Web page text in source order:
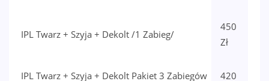
IPL Twarz + Szyja + Dekolt /1 Zabieg/
450
Zł
IPL Twarz + Szyja + Dekolt Pakiet 3 Zabiegów
420